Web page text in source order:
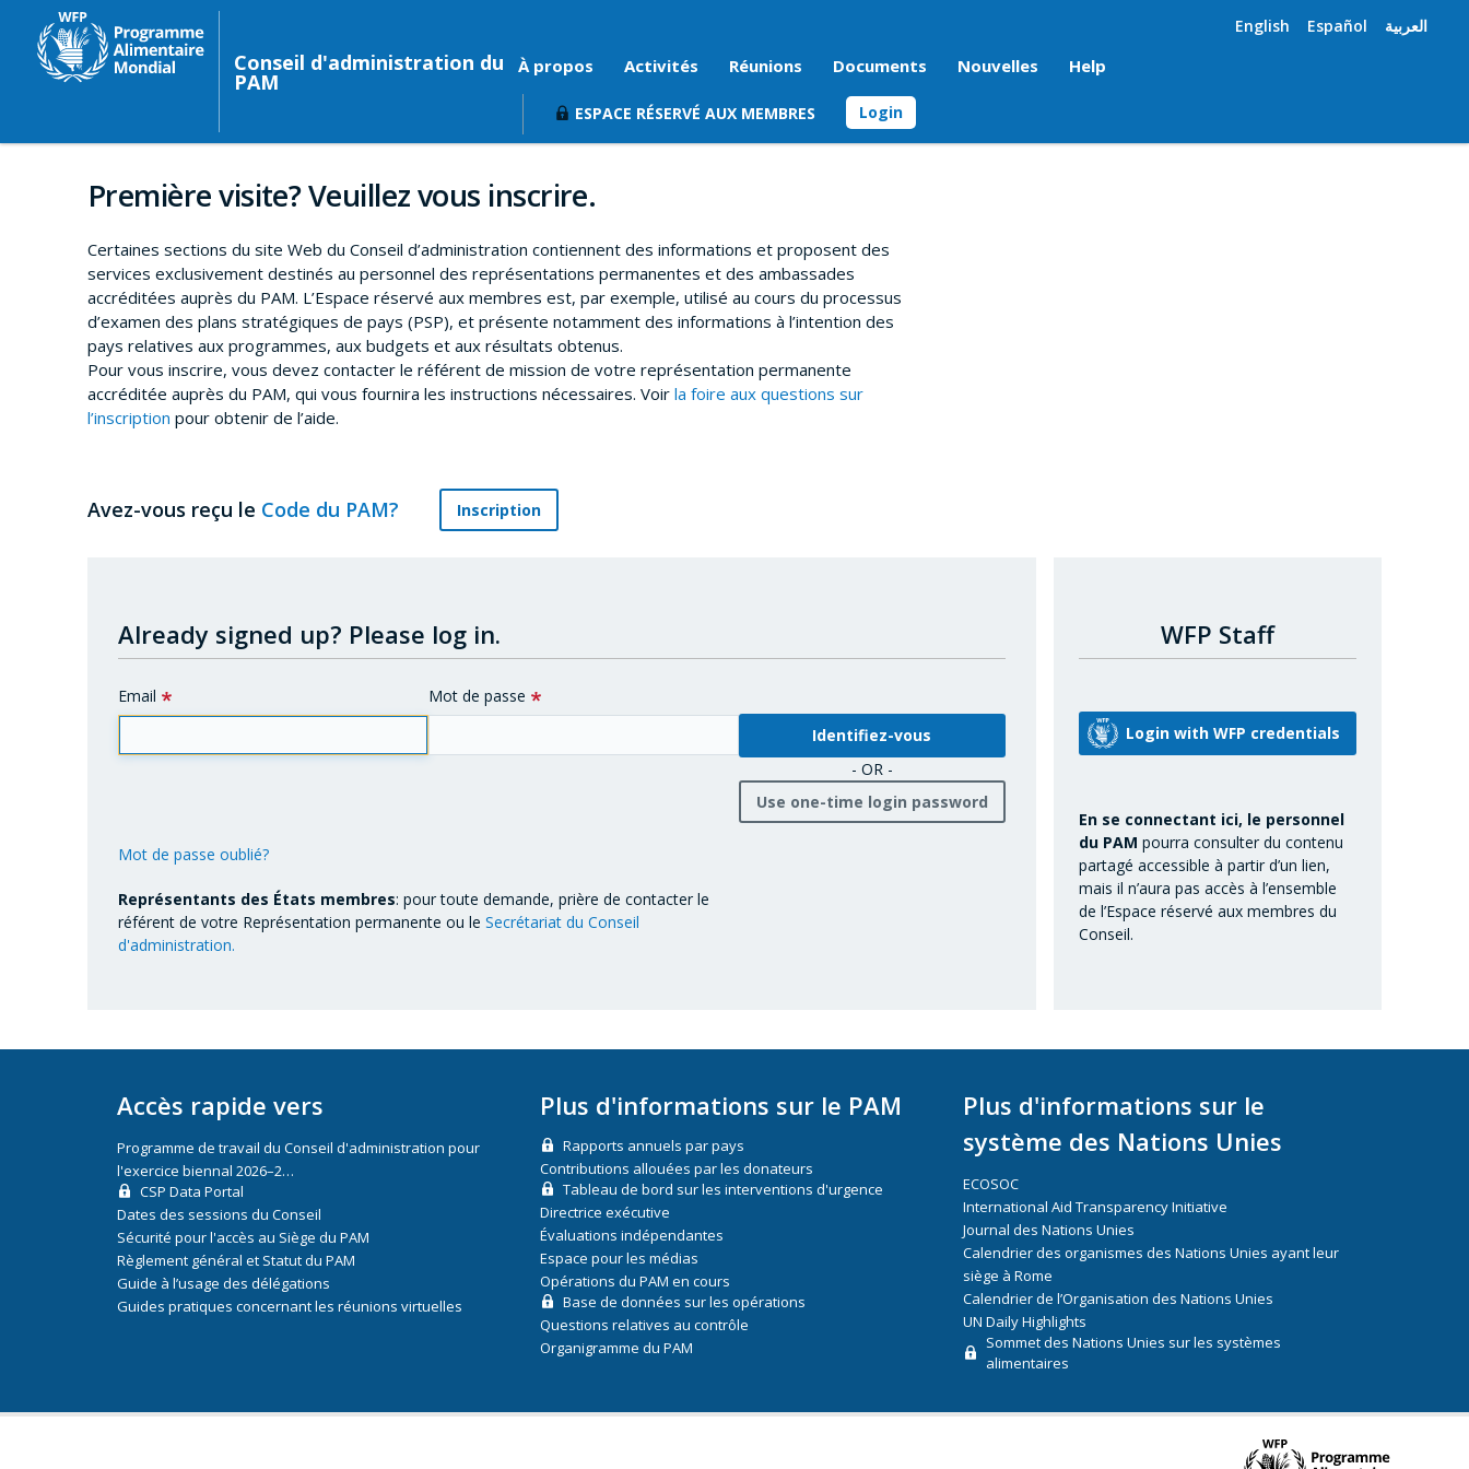
Conseil d'administration du
PAM
English Español العربية
À propos Activités Réunions Documents Nouvelles Help
ESPACE RÉSERVÉ AUX MEMBRES Login
Première visite? Veuillez vous inscrire.
Certaines sections du site Web du Conseil d’administration contiennent des informations et proposent des
services exclusivement destinés au personnel des représentations permanentes et des ambassades
accréditées auprès du PAM. L’Espace réservé aux membres est, par exemple, utilisé au cours du processus
d’examen des plans stratégiques de pays (PSP), et présente notamment des informations à l’intention des
pays relatives aux programmes, aux budgets et aux résultats obtenus.
Pour vous inscrire, vous devez contacter le référent de mission de votre représentation permanente
accréditée auprès du PAM, qui vous fournira les instructions nécessaires. Voir la foire aux questions sur
l’inscription pour obtenir de l’aide.
Avez-vous reçu le Code du PAM? Inscription
WFP Staff
En se connectant ici, le personnel
du PAM pourra consulter du contenu
partagé accessible à partir d’un lien,
mais il n’aura pas accès à l’ensemble
de l’Espace réservé aux membres du
Conseil.
Already signed up? Please log in.
Email Mot de passe
- OR -
Use one-time login password
Mot de passe oublié?
Représentants des États membres: pour toute demande, prière de contacter le
référent de votre Représentation permanente ou le Secrétariat du Conseil
d'administration.
Accès rapide vers
Programme de travail du Conseil d'administration pour
l'exercice biennal 2026–2…
CSP Data Portal
Dates des sessions du Conseil
Sécurité pour l'accès au Siège du PAM
Règlement général et Statut du PAM
Guide à l’usage des délégations
Guides pratiques concernant les réunions virtuelles
Plus d'informations sur le PAM
Rapports annuels par pays
Contributions allouées par les donateurs
Tableau de bord sur les interventions d'urgence
Directrice exécutive
Évaluations indépendantes
Espace pour les médias
Opérations du PAM en cours
Base de données sur les opérations
Questions relatives au contrôle
Organigramme du PAM
Plus d'informations sur le
système des Nations Unies
ECOSOC
International Aid Transparency Initiative
Journal des Nations Unies
Calendrier des organismes des Nations Unies ayant leur
siège à Rome
Calendrier de l’Organisation des Nations Unies
UN Daily Highlights
Sommet des Nations Unies sur les systèmes
alimentaires